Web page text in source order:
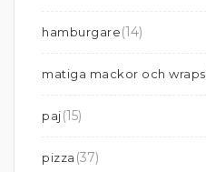
hamburgare(14)
matiga mackor och wraps
paj(15)
pizza (37)